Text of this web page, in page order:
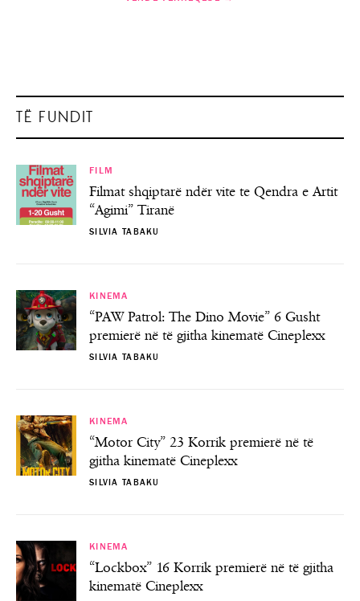
TË FUNDIT
FILM
Filmat shqiptarë ndër vite te Qendra e Artit
“Agimi” Tiranë
SILVIA TABAKU
KINEMA
“PAW Patrol: The Dino Movie” 6 Gusht
premierë në të gjitha kinematë Cineplexx
SILVIA TABAKU
KINEMA
“Motor City” 23 Korrik premierë në të
gjitha kinematë Cineplexx
SILVIA TABAKU
KINEMA
“Lockbox” 16 Korrik premierë në të gjitha
kinematë Cineplexx